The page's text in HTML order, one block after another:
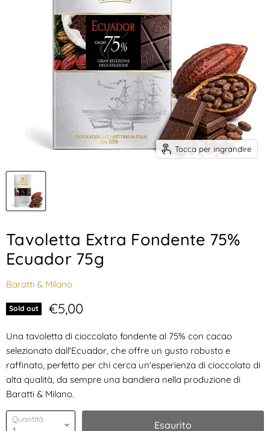
Tocca per ingrandire
Tavoletta Extra Fondente 75%
Ecuador 75g
Baratti & Milano
Sold out Prezzo attuale
€5,00
Una tavoletta di cioccolato fondente al 75% con cacao
selezionato dall'Ecuador, che offre un gusto robusto e
raffinato, perfetto per chi cerca un'esperienza di cioccolato di
alta qualità, da sempre una bandiera nella produzione di
Baratti & Milano.
Quantità
Esaurito